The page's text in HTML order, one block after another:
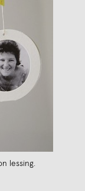
lessing.